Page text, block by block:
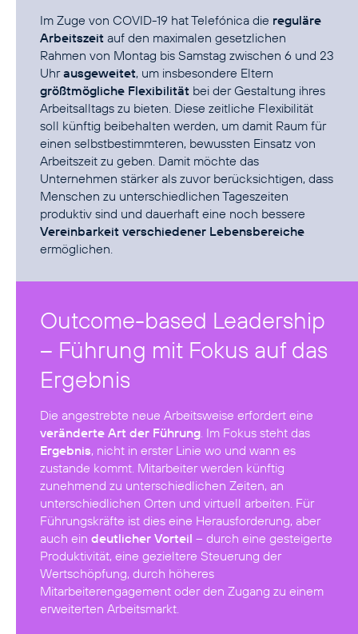
Im Zuge von COVID-19 hat Telefónica die reguläre
Arbeitszeit auf den maximalen gesetzlichen
Rahmen von Montag bis Samstag zwischen 6 und 23
Uhrausgeweitet, um insbesondere Eltern
größtmögliche Flexibilität bei der Gestaltung ihres
Arbeitsalltags zu bieten. Diese zeitliche Flexibilität
soll künftig beibehalten werden, um damit Raum für
einen selbstbestimmteren, bewussten Einsatz von
Arbeitszeit zu geben. Damit möchte das
Unternehmen stärker als zuvor berücksichtigen, dass
Menschen zu unterschiedlichen Tageszeiten
produktiv sind und dauerhaft eine noch bessere
Vereinbarkeit verschiedener Lebensbereiche
ermöglichen.
Outcome-based Leadership
– Führung mit Fokus auf das
Ergebnis
Die angestrebte neue Arbeitsweise erfordert eine
veränderte Art der Führung . Im Fokus steht das
Ergebnis, nicht in erster Linie wo und wann es
zustande kommt. Mitarbeiter werden künftig
zunehmend zu unterschiedlichen Zeiten, an
unterschiedlichen Orten und virtuell arbeiten. Für
Führungskräfte ist dies eine Herausforderung, aber
auch ein deutlicher Vorteil – durch eine gesteigerte
Produktivität, eine gezieltere Steuerung der
Wertschöpfung, durch höheres
Mitarbeiterengagement oder den Zugang zu einem
erweiterten Arbeitsmarkt.